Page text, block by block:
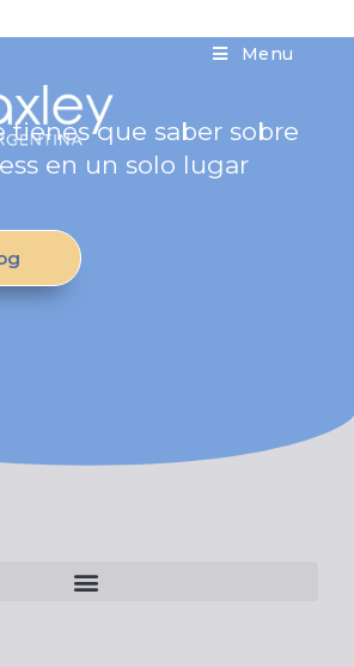
Menu
tienes que saber sobre
en un solo lugar